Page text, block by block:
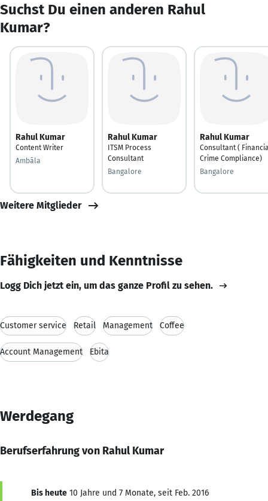
Suchst Du einen anderen Rahul
Kumar?
Rahul Kumar
Content Writer
Ambāla
Rahul Kumar
ITSM Process
Consultant
Bangalore
Rahul Kumar
Consultant (
Crime Compliance)
Bangalore
Weitere Mitglieder
Fähigkeiten und Kenntnisse
Logg Dich jetzt ein, um das ganze Profil zu sehen.
Customer service Retail Management Coffee
Account Management Ebita
Werdegang
Berufserfahrung von Rahul Kumar
Bis heute 10 Jahre und 7 Monate, seit Feb. 2016